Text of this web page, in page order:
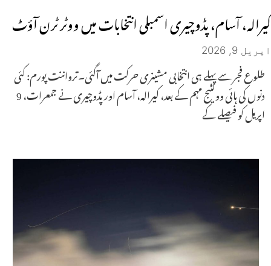
کیرالہ، آسام، پڈوچیری اسمبلی انتخابات میں ووٹر ٹرن آؤٹ
اپریل 9, 2026
طلوع فجر سے پہلے ہی انتخابی مشینری حرکت میں آگئی۔ترواننت پورم: کئی
دنوں کی ہائی وولٹیج مہم کے بعد، کیرالہ، آسام اور پڈوچیری نے جمعرات، 9
اپریل کو فیصلے کے